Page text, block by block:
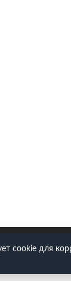
cookie для